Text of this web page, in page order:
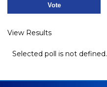
View Results
Selected poll is not defined.